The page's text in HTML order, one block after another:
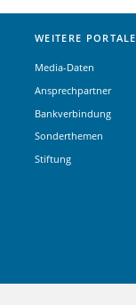
WEITERE PORTALE
Media-Daten
Ansprechpartner
Bankverbindung
Sonderthemen
Stiftung